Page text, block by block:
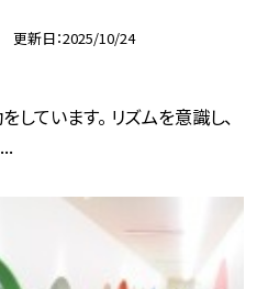
更新日 2025/10/24
ています。 リズムを意識し、